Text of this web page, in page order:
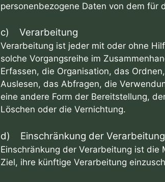
personenbezogene Daten von dem
c) Verarbeitung
Verarbeitung ist jeder mit oder ohne
solche Vorgangsreihe im
Erfassen, die Organisation, das
Auslesen, das Abfragen, die
eine andere Form der Bereitstellung,
Löschen oder die Vernichtung.
d) Einschränkung der Verarbeitung
Einschränkung der Verarbeitung ist
Ziel, ihre künftige Verarbeitung